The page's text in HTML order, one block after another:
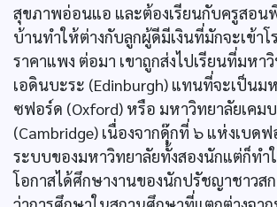
สุขภาพอ่อนแอ และต้องเรียนกับครูสอน
บ้านทำให้ต่างกับลูกผู้ดีมีเงินที่มักจะเข้าโ
ราคาแพง ต่อมา เขาถูกส่งไปเรียนที่มหา
เอดินบะระ (Edinburgh) แทนที่จะเป็นม
ซฟอร์ด (Oxford) หรือ มหาวิทยาลัยเคม
(Cambridge) เนื่องจากดุ๊กที่ ๖ แห่งเบด
ระบบของมหาวิทยาลัยทั้งสองนักแต่ก็ทำ
โอกาสได้ศึกษางานของนักปรัชญาชาวส